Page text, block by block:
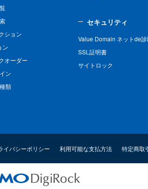
ション
ン
オーダー
ン
類
セキュリティ
Value Domain ネットde
SSL証明書
サイトロック
イバシーポリシー 利用可能な支払方法 特定商取